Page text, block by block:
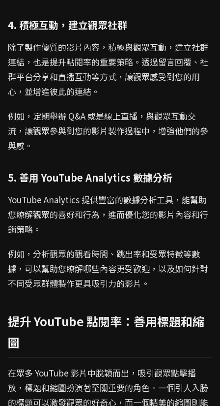
4. 積極互動，建立觀眾社群
除了製作優質的影片內容，積極與觀眾互動，建立社群
連結，也是提升點閱率的重要策略。透過留言回覆、社
群平台分享和直播互動等方式，讓觀眾感受到您的用
心，並增進彼此的連結。
例如，定期舉辦 Q&A 或是線上直播，與觀眾互動交
流，讓觀眾參與到您的影片製作過程中，增強他們的參
與感。
5. 善用 YouTube Analytics 數據分析
YouTube Analytics 提供豐富的數據分析工具，能幫助
您瞭解觀眾的喜好和行為，進而優化您的影片內容和行
銷策略。
例如，分析觀眾的觀看時間、跳出率和受眾特徵等數
據，可以幫助您瞭解哪些內容更受歡迎，以及如何針對
不同受眾群體製作更具吸引力的影片。
提升 YouTube 點閱率：善用標題和縮
圖
在眾多 YouTube 影片中脫穎而出，吸引觀眾點擊播
放，標題和縮圖扮演著至關重要的角色。一個引人入勝
的標題可以激發觀眾的好奇心，而一個精美的縮圖則能